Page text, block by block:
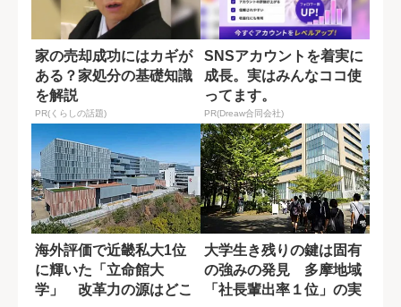
家の売却成功にはカギが
ある？家処分の基礎知識
を解説
PR(くらしの話題)
SNSアカウントを着実に
成長。実はみんなココ使
ってます。
PR(Dreaw合同会社)
海外評価で近畿私大1位
に輝いた「立命館大
学」 改革力の源はどこ
大学生き残りの鍵は固有
の強みの発見 多摩地域
「社長輩出率１位」の実